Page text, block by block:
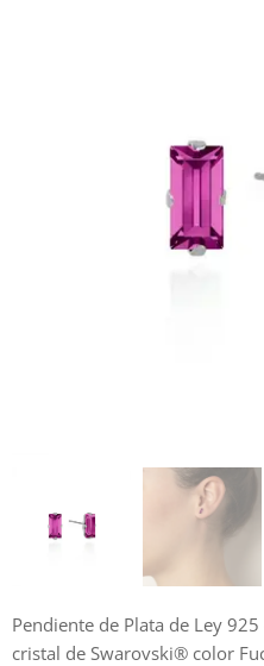
Pendiente de Plata de Ley
cristal de Swarovski® color